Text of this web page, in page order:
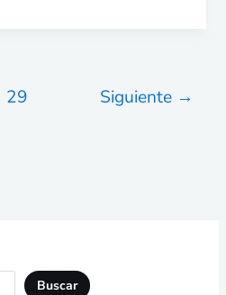
29 Siguiente →
Buscar